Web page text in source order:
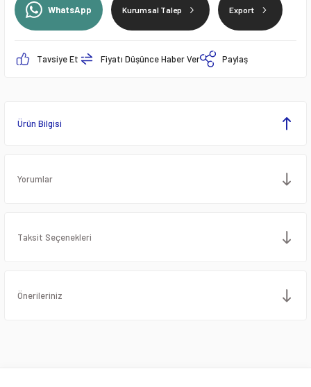
WhatsApp Kurumsal Talep Export
Tavsiye Et Fiyatı Düşünce Haber Ver Paylaş
Ürün Bilgisi
Yorumlar
Taksit Seçenekleri
Önerileriniz